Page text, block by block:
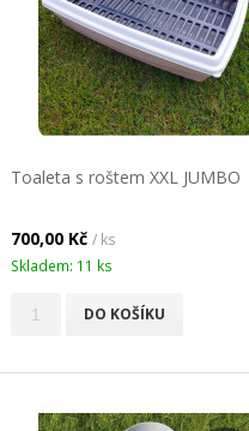
Toaleta s roštem XXL JUMBO
700,00 Kč / ks
Skladem: 11 ks
DO KOŠÍKU